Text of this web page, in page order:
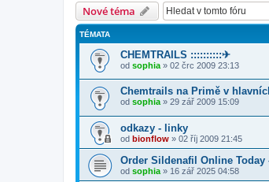
Nové téma
TÉMATA
CHEMTRAILS ::::::::::✈
od sophia » 02 črc 2009 23:13
Chemtrails na Primě v
od sophia » 29 zář 2009 15:09
odkazy - linky
od bionflow » 02 říj 2009 21:45
Order Sildenafil Online
od sophia » 16 zář 2025 04:58